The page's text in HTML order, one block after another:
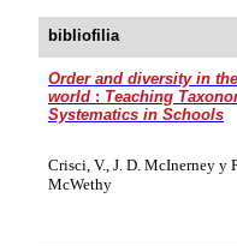
bibliofilia
Order and diversity in
world : Teaching
Systematics in Schools
Crisci, V., J. D. McInerney y
McWethy